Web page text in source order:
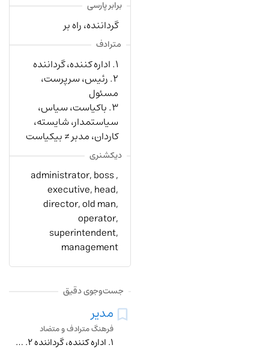
برابر پارسی
گرداننده، راه بر
مترادف
۱. اداره کننده، گرداننده
۲. رئیس، سرپرست،
مسئول
۳. باکیاست، سیاس،
سیاستمدار، شایسته،
کاردان، مدبر ≠ بیکیاست
دیکشنری
administrator, boss ,
executive, head,
director, old man,
operator,
superintendent,
management
جست‌وجوی دقیق
مدیر
فرهنگ مترادف و متضاد
۱. اداره کننده، گرداننده ۲. رئیس، سرپرست، مسئول ۳. باکیاست، سیاس، سیاستمدار، شایسته، کاردان، مدبر ≠ بیکیاست